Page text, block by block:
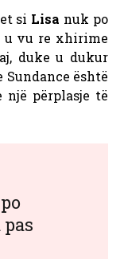
si Lisa nuk po
u vu re xhirime
duke u dukur
është
një përplasje të